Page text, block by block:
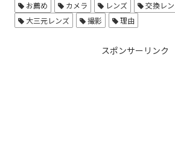
お薦め
カメラ レンズ 交換レ
大三元レンズ
撮影 理由
スポンサーリンク